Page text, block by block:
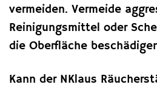
vermeiden. Vermeide
Reinigungsmittel oder
die Oberfläche
Kann der NKlaus